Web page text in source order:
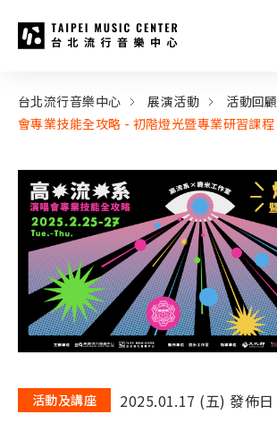
:::
台北流行音樂中心 展演活動 活動回顧
會專業技能全攻略 - 初階燈光暨專業研習課程
活動及講座 2025.01.17 (五) 發佈日